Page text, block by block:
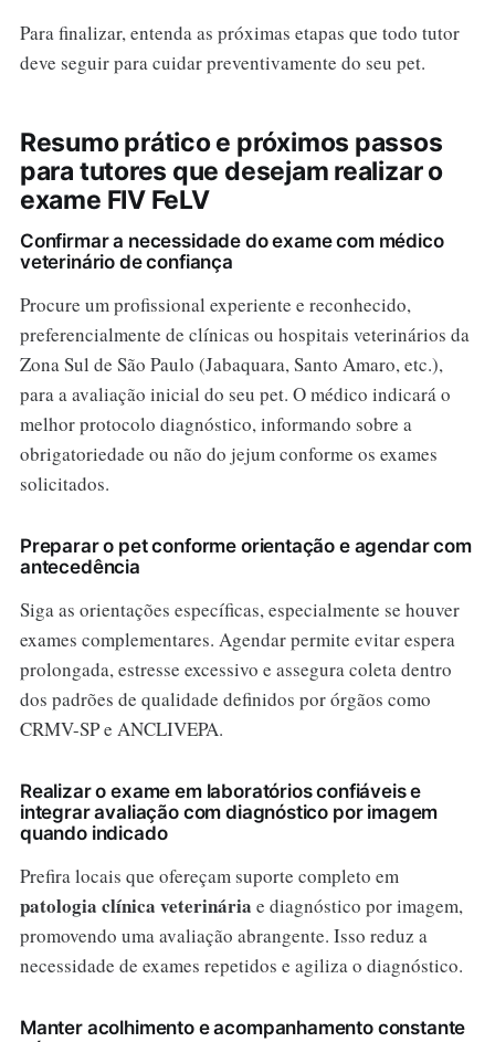
Para finalizar, entenda as próximas etapas que todo tutor
deve seguir para cuidar preventivamente do seu pet.
Resumo prático e próximos passos
para tutores que desejam realizar o
exame FIV FeLV
Confirmar a necessidade do exame com médico
veterinário de confiança
Procure um profissional experiente e reconhecido,
preferencialmente de clínicas ou hospitais veterinários da
Zona Sul de São Paulo (Jabaquara, Santo Amaro, etc.),
para a avaliação inicial do seu pet. O médico indicará o
melhor protocolo diagnóstico, informando sobre a
obrigatoriedade ou não do jejum conforme os exames
solicitados.
Preparar o pet conforme orientação e agendar com
antecedência
Siga as orientações específicas, especialmente se houver
exames complementares. Agendar permite evitar espera
prolongada, estresse excessivo e assegura coleta dentro
dos padrões de qualidade definidos por órgãos como
CRMV-SP e ANCLIVEPA.
Realizar o exame em laboratórios confiáveis e
integrar avaliação com diagnóstico por imagem
quando indicado
Prefira locais que ofereçam suporte completo em
patologia clínica veterinária e diagnóstico por imagem,
promovendo uma avaliação abrangente. Isso reduz a
necessidade de exames repetidos e agiliza o diagnóstico.
Manter acolhimento e acompanhamento constante